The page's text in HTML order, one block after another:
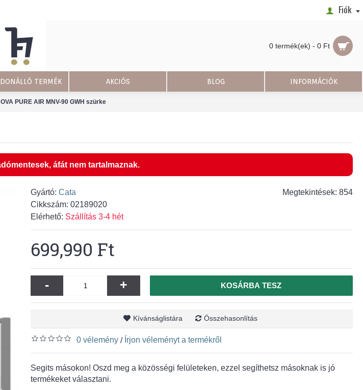
Fiók
0 termék(ek) - 0 Ft
TERMÉK AKCIÓS BLOG INFORMÁCIÓK
PURE AIR MNV-90 GWH szürke
áfát nem tartalmaznak.
Megtekintések: 854
Gyártó: Cata
Cikkszám: 02189020
Elérhető: Szállítás 3-4 hét
699,990 Ft
- + KOSÁRBA TESZ
Kívánságlistára Összehasonlítás
0 vélemény / Írjon véleményt a termékről
Segits másokon! Oszd meg a közösségi felületeken, ezzel segíthetsz másoknak is jó
termékeket választani.